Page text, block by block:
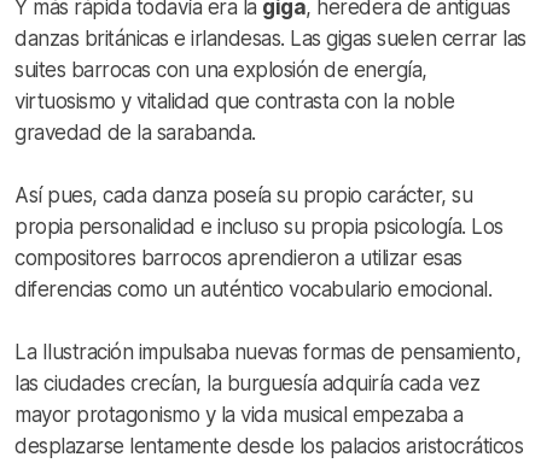
Y más rápida todavía era la giga, heredera de antiguas
danzas británicas e irlandesas. Las gigas suelen cerrar las
suites barrocas con una explosión de energía,
virtuosismo y vitalidad que contrasta con la noble
gravedad de la sarabanda.
Así pues, cada danza poseía su propio carácter, su
propia personalidad e incluso su propia psicología. Los
compositores barrocos aprendieron a utilizar esas
diferencias como un auténtico vocabulario emocional.
La Ilustración impulsaba nuevas formas de pensamiento,
las ciudades crecían, la burguesía adquiría cada vez
mayor protagonismo y la vida musical empezaba a
desplazarse lentamente desde los palacios aristocráticos